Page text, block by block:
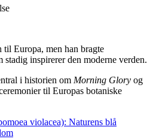
til Europa, men han bragte
stadig inspirerer den moderne verden.
i historien om Morning Glory og
til Europas botaniske
violacea): Naturens blå